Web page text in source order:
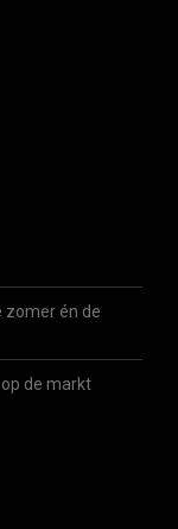
zomer én de
de markt